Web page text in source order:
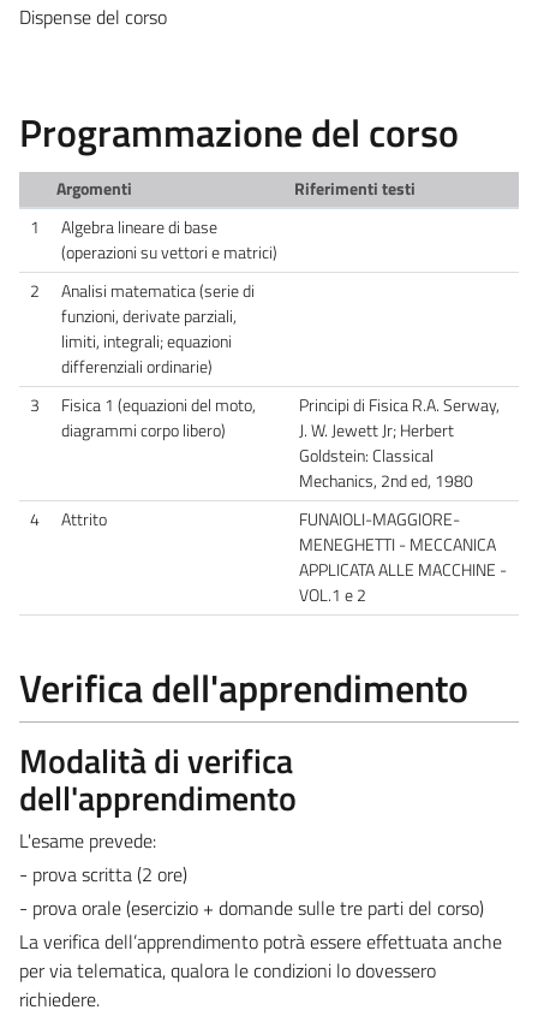
Dispense del corso
Programmazione del corso
Argomenti
Riferimenti testi
1
Algebra lineare di base
(operazioni su vettori e matrici)
2
Analisi matematica (serie di
funzioni, derivate parziali,
limiti, integrali; equazioni
differenziali ordinarie)
3
Fisica 1 (equazioni del moto,
diagrammi corpo libero)
Principi di Fisica R.A. Serway,
J. W. Jewett Jr; Herbert
Goldstein: Classical
Mechanics, 2nd ed, 1980
4
Attrito
FUNAIOLI-MAGGIORE-
MENEGHETTI - MECCANICA
APPLICATA ALLE MACCHINE -
VOL.1 e 2
Verifica dell'apprendimento
Modalità di verifica
dell'apprendimento
L'esame prevede:
- prova scritta (2 ore)
- prova orale (esercizio + domande sulle tre parti del corso)
La verifica dell’apprendimento potrà essere effettuata anche
per via telematica, qualora le condizioni lo dovessero
richiedere.